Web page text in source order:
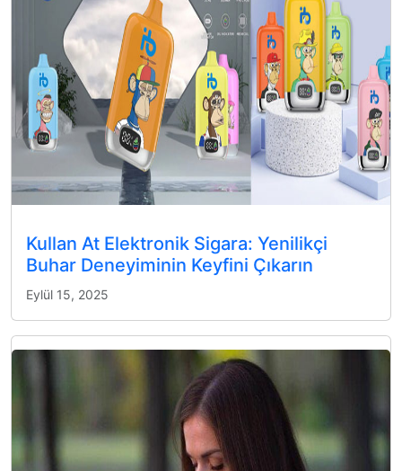
Kullan At Elektronik Sigara: Yenilikçi
Buhar Deneyiminin Keyfini Çıkarın
Eylül 15, 2025